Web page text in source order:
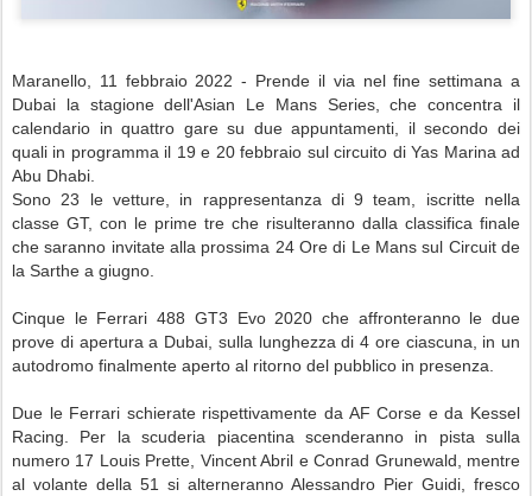
Maranello, 11 febbraio 2022 - Prende il via nel fine settimana a
Dubai la stagione dell'Asian Le Mans Series, che concentra il
calendario in quattro gare su due appuntamenti, il secondo dei
quali in programma il 19 e 20 febbraio sul circuito di Yas Marina ad
Abu Dhabi.
Sono 23 le vetture, in rappresentanza di 9 team, iscritte nella
classe GT, con le prime tre che risulteranno dalla classifica finale
che saranno invitate alla prossima 24 Ore di Le Mans sul Circuit de
la Sarthe a giugno.
Cinque le Ferrari 488 GT3 Evo 2020 che affronteranno le due
prove di apertura a Dubai, sulla lunghezza di 4 ore ciascuna, in un
autodromo finalmente aperto al ritorno del pubblico in presenza.
Due le Ferrari schierate rispettivamente da AF Corse e da Kessel
Racing. Per la scuderia piacentina scenderanno in pista sulla
numero 17 Louis Prette, Vincent Abril e Conrad Grunewald, mentre
al volante della 51 si alterneranno Alessandro Pier Guidi, fresco